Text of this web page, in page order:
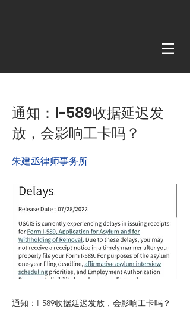
通知：I-589收据延迟发
放，会影响工卡吗？
朱建丞律师事务所
通知：I-589收据延迟发放，会影响工卡吗？